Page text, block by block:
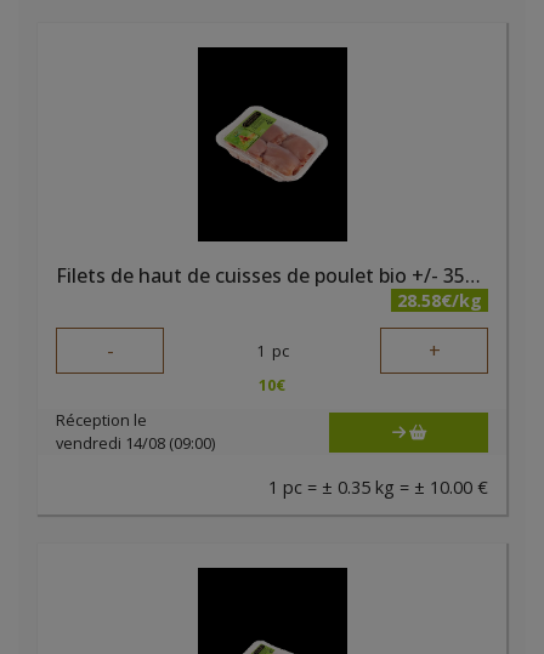
Filets de haut de cuisses de poulet bio +/- 350 gr Kari
28.58€/kg
- 1 pc +
10€
Réception le
vendredi 14/08 (09:00)
1 pc = ± 0.35 kg = ± 10.00 €